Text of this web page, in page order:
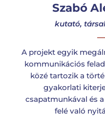
Szabó
kutató,
A projekt egyik
kommunikációs
közé tartozik a
gyakorlati
csapatmunkával és
felé való